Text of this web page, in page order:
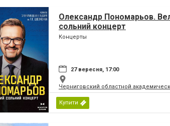
Олександр Пономарьов.
сольний концерт
Концерты
27 вересня, 17:00
Черниговский областной
Купити